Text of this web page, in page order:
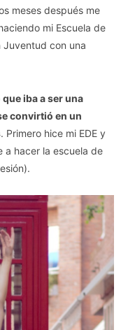
meses después me
mi Escuela de
Juventud con una
iba a ser una
convirtió en un
. Primero hice mi EDE y
a hacer la escuela de